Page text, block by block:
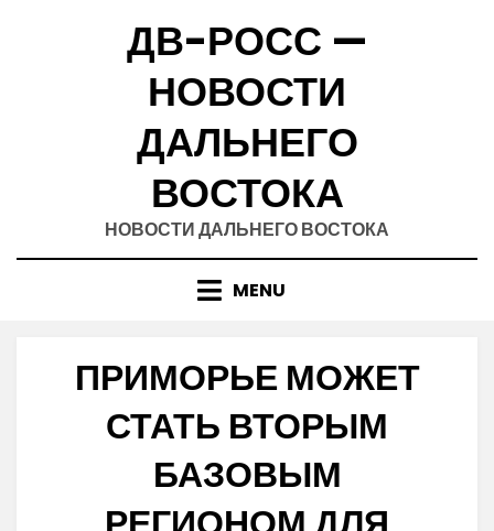
ДВ-РОСС —
НОВОСТИ
ДАЛЬНЕГО
ВОСТОКА
НОВОСТИ ДАЛЬНЕГО ВОСТОКА
MENU
ПРИМОРЬЕ МОЖЕТ
СТАТЬ ВТОРЫМ
БАЗОВЫМ